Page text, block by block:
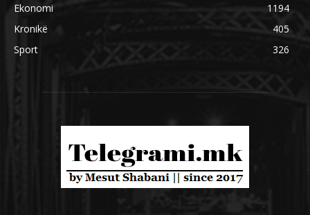
Ekonomi
1194
Kronikë
405
Sport
326